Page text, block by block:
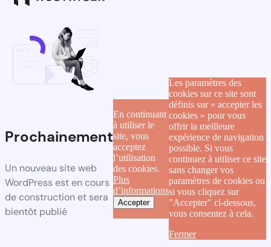
Prochainement
Un nouveau site web
WordPress est en cours
de construction et sera
bientôt publié
En continuant
à utiliser le
site, vous
acceptez
l’utilisation
des cookies.
Plus
d’informations
Accepter
Les paramètres des
cookies sur ce site sont
définis sur « accepter les
cookies » pour vous
offrir la meilleure
expérience de navigation
possible. Si vous
continuez à utiliser ce site
sans changer vos
paramètres de cookies ou
si vous cliquez sur
"Accepter" ci-dessous,
vous consentez à cela.
Fermer